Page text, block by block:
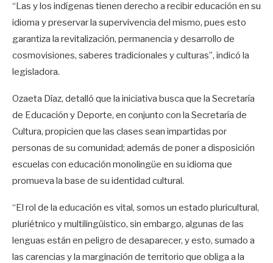
“Las y los indígenas tienen derecho a recibir educación en su
idioma y preservar la supervivencia del mismo, pues esto
garantiza la revitalización, permanencia y desarrollo de
cosmovisiones, saberes tradicionales y culturas”, indicó la
legisladora.
Ozaeta Díaz, detalló que la iniciativa busca que la Secretaría
de Educación y Deporte, en conjunto con la Secretaría de
Cultura, propicien que las clases sean impartidas por
personas de su comunidad; además de poner a disposición
escuelas con educación monolingüe en su idioma que
promueva la base de su identidad cultural.
“El rol de la educación es vital, somos un estado pluricultural,
pluriétnico y multilingüistico, sin embargo, algunas de las
lenguas están en peligro de desaparecer, y esto, sumado a
las carencias y la marginación de territorio que obliga a la